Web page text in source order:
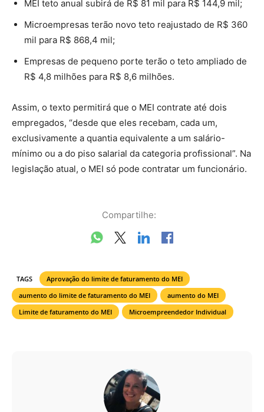
MEI teto anual subirá de R$ 81 mil para R$ 144,9 mil;
Microempresas terão novo teto reajustado de R$ 360
mil para R$ 868,4 mil;
Empresas de pequeno porte terão o teto ampliado de
R$ 4,8 milhões para R$ 8,6 milhões.
Assim, o texto permitirá que o MEI contrate até dois
empregados, “desde que eles recebam, cada um,
exclusivamente a quantia equivalente a um salário-
mínimo ou a do piso salarial da categoria profissional”. Na
legislação atual, o MEI só pode contratar um funcionário.
Compartilhe:
TAGS
Aprovação do limite de faturamento do MEI
aumento do limite de faturamento do MEI
aumento do MEI
Limite de faturamento do MEI
Microempreendedor Individual